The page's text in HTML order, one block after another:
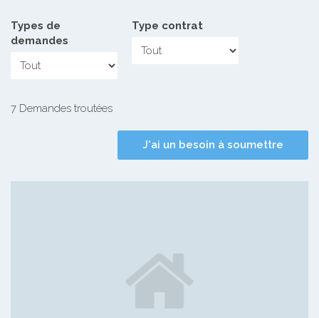
Types de
demandes
Type contrat
7 Demandes troutées
J'ai un besoin à soumettre